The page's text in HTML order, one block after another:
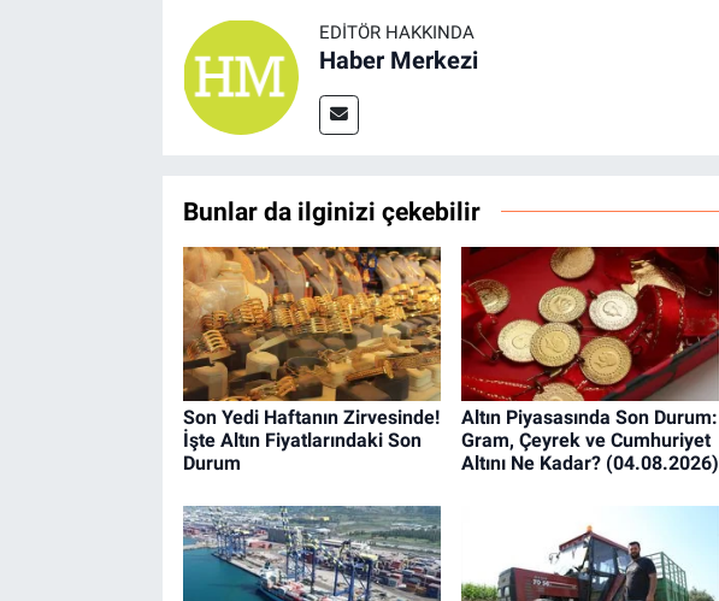
EDITÖR HAKKINDA
Haber Merkezi
Bunlar da ilginizi çekebilir
Son Yedi Haftanın Zirvesinde!
İşte Altın Fiyatlarındaki Son
Durum
Altın Piyasasında Son Durum:
Gram, Çeyrek ve Cumhuriyet
Altını Ne Kadar? (04.08.2026)